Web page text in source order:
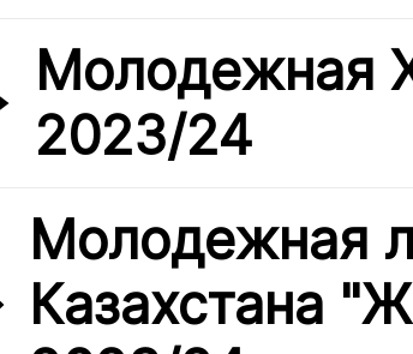
Молодежная
2023/24
Молодежная
Казахстана